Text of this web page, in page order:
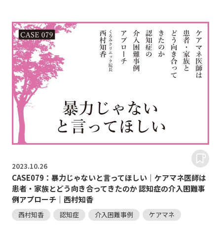
2023.10.26
CASE079：暴力じゃないと言ってほしい｜ケアマネ医師は
患者・家族とどう向き合ってきたのか 認知症の介入困難事
例アプローチ｜西村知香
西村知香 認知症 介入困難事例 ケアマネ